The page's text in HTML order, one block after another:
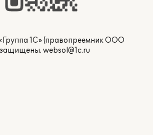
1С» (правопреемник ООО
защищены. websol@1c.ru